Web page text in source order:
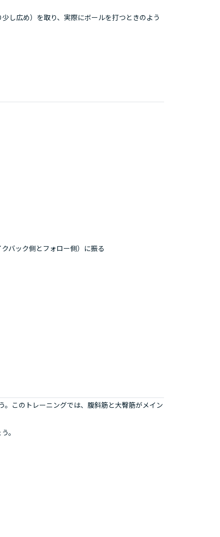
し広め）を取り、実際にボールを打つときのよう
バック側とフォロー側）に振る
このトレーニングでは、腹斜筋と大臀筋がメイン
。